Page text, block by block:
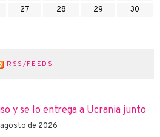
27 28 29
30
RSS/FEEDS
y se lo entrega a Ucrania junto
agosto de 2026